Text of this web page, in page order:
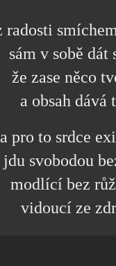
radosti
sám v sobě dát
že zase něco
a obsah dává
a pro to srdce
jdu svobodou
modlící bez
vidoucí ze